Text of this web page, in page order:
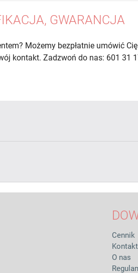
GWARANCJA
Możemy bezpłatnie umówić
kontakt. Zadzwoń do nas: 601 31
Cennik
Kontakt
O nas